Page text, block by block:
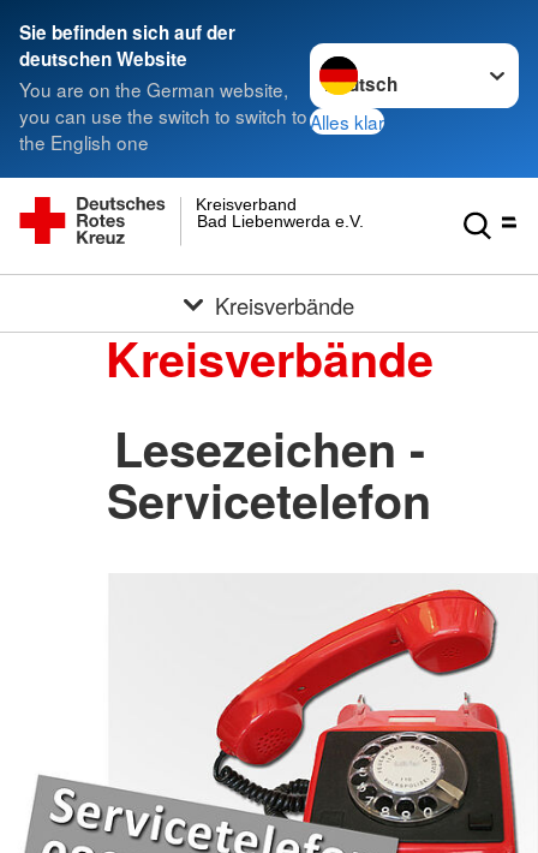
Sie befinden sich auf der
deutschen Website
You are on the German website,
you can use the switch to switch to
the English one
Sprache wechseln zu
Alles klar
Bad Liebenwerda e.V.
Kreisverband
Kreisverbände
Kreisverbände
Lesezeichen -
Servicetelefon